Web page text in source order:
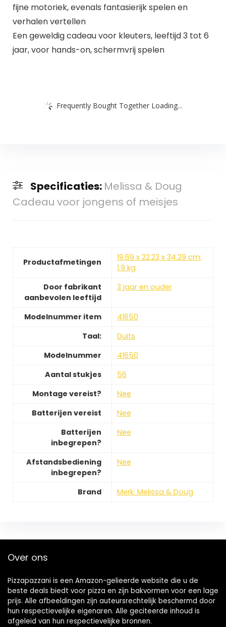
fijne motoriek, evenals fantasierijk spelen en
verhalen vertellen
Een geweldig cadeau voor kleuters, leeftijd 3 tot 6
jaar, voor hands-on, schermvrij spelen
Frequently Bought Together Loading...
Specificaties: Melissa & Doug
Cadeau voor jongens of meisjes
Productafmetingen
19.69 x 22.23 x 34.29 cm;
1.9 kg
Door fabrikant
aanbevolen leeftijd
3 jaar en ouder
Modelnummer item
41650
Taal:
Duits
Modelnummer
41650
Aantal stukjes
56
Montage vereist?
Nee
Batterijen vereist
Nee
Batterijen
inbegrepen?
Nee
Afstandsbediening
inbegrepen?
Nee
Brand Merk: Melissa & Doug
Over ons
Pizzapazzani is een Amazon-gelieerde website die u de
beste deals biedt voor pizza en zijn bakvormen voor een lage
prijs. Alle afbeeldingen zijn auteursrechtelijk beschermd door
hun respectievelijke eigenaren. Alle geciteerde inhoud is
afgeleid van hun respectievelijke bronnen.